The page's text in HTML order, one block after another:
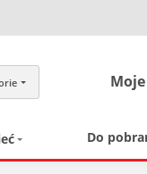
Do